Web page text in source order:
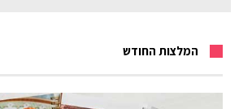
המלצות החודש